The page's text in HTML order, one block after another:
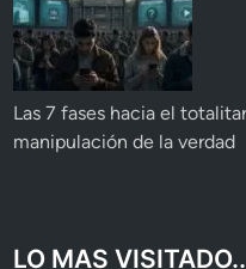
Las 7 fases hacia el
manipulación de la verdad
LO MAS